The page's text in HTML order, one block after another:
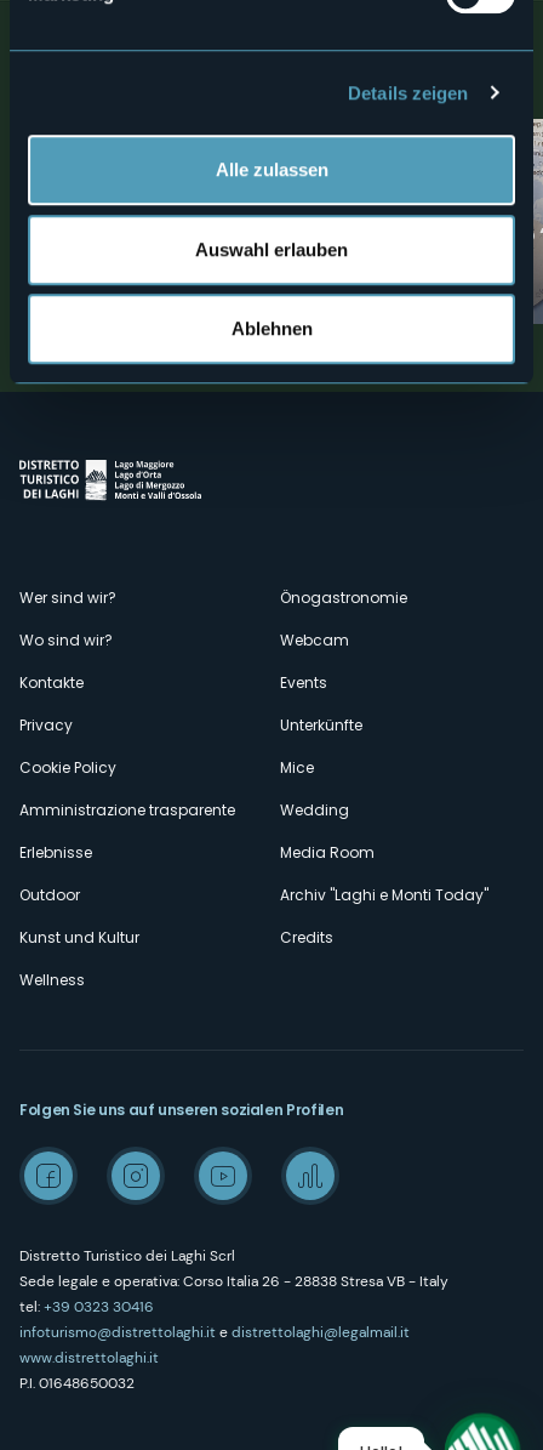
Details zeigen
Alle zulassen
Auswahl erlauben
Ablehnen
Nahe
Entdecken Sie Orte, Erlebnisse und Aktivitäten in der Nähe
Valli dell'Ossola
Museo
Sehenswürdigkeiten
Menù
secondario
Wer sind wir?
Wo sind wir?
Kontakte
Privacy
Cookie Policy
Amministrazione trasparente
Erlebnisse
Outdoor
Kunst und Kultur
Wellness
Önogastronomie
Webcam
Events
Unterkünfte
Mice
Wedding
Media Room
Archiv "Laghi e Monti Today"
Credits
Distretto Turistico dei Laghi Scrl
Sede legale e operativa: Corso Italia 26 - 28838 Stresa VB - Italy
tel:+39 0323 30416
infoturismo@distrettolaghi.itedistrettolaghi@legalmail.it
www.distrettolaghi.it
P.I. 01648650032
Folgen Sie uns auf unseren sozialen Profilen